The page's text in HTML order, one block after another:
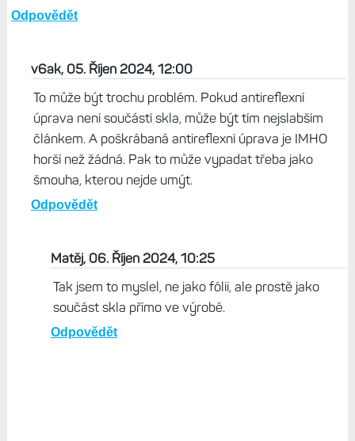
Odpovědět
v6ak, 05. Říjen 2024, 12:00
To může být trochu problém. Pokud antireflexní
úprava není součástí skla, může být tím nejslabším
článkem. A poškrábaná antireflexní úprava je IMHO
horší než žádná. Pak to může vypadat třeba jako
šmouha, kterou nejde umýt.
Odpovědět
Matěj, 06. Říjen 2024, 10:25
Tak jsem to myslel, ne jako fólii, ale prostě jako
součást skla přímo ve výrobě.
Odpovědět